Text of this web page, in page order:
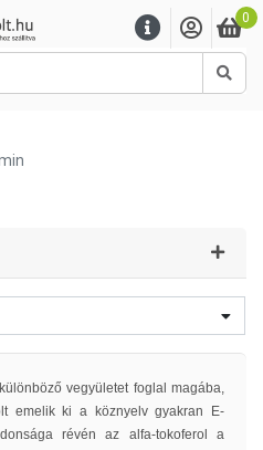
0
vegyületet foglal magába,
emelik ki a köznyelv gyakran E-
révén az alfa-tokoferol a